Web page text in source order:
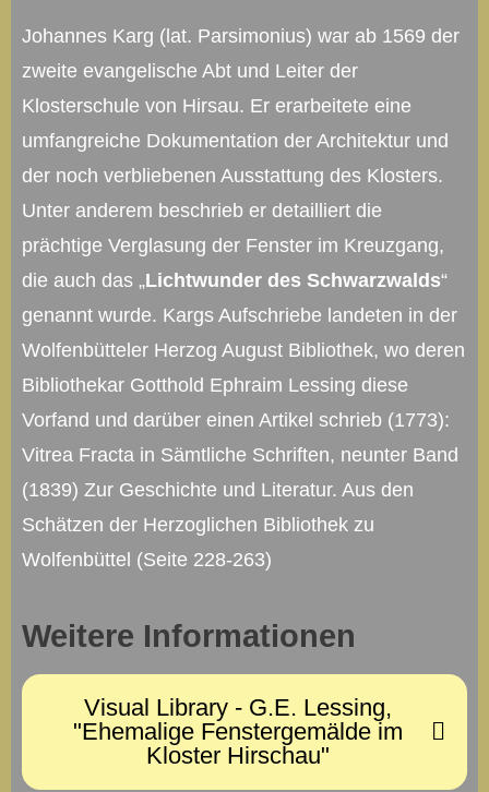
Johannes Karg (lat. Parsimonius) war ab 1569 der
zweite evangelische Abt und Leiter der
Klosterschule von Hirsau. Er erarbeitete eine
umfangreiche Dokumentation der Architektur und
der noch verbliebenen Ausstattung des Klosters.
Unter anderem beschrieb er detailliert die
prächtige Verglasung der Fenster im Kreuzgang,
die auch das „Lichtwunder des Schwarzwalds“
genannt wurde. Kargs Aufschriebe landeten in der
Wolfenbütteler Herzog August Bibliothek, wo deren
Bibliothekar Gotthold Ephraim Lessing diese
Vorfand und darüber einen Artikel schrieb (1773):
Vitrea Fracta in Sämtliche Schriften, neunter Band
(1839) Zur Geschichte und Literatur. Aus den
Schätzen der Herzoglichen Bibliothek zu
Wolfenbüttel (Seite 228-263)
Weitere Informationen
Visual Library - G.E. Lessing,
"Ehemalige Fenstergemälde im
Kloster Hirschau"